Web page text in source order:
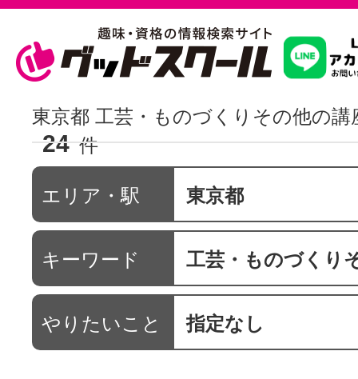
習いたいこ
スクールを
駅・路線か
通信講座を
東京都 工芸・ものづくりその他の
24 件
エリア・駅 東京都
キーワード 工芸・ものづくり
やりたいこと 指定なし